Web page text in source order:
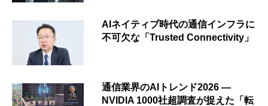
AIネイティブ時代の通信インフラに
不可欠な「Trusted Connectivity」
通信業界のAIトレンド2026 ―
NVIDIA 1000社超調査が捉えた「転